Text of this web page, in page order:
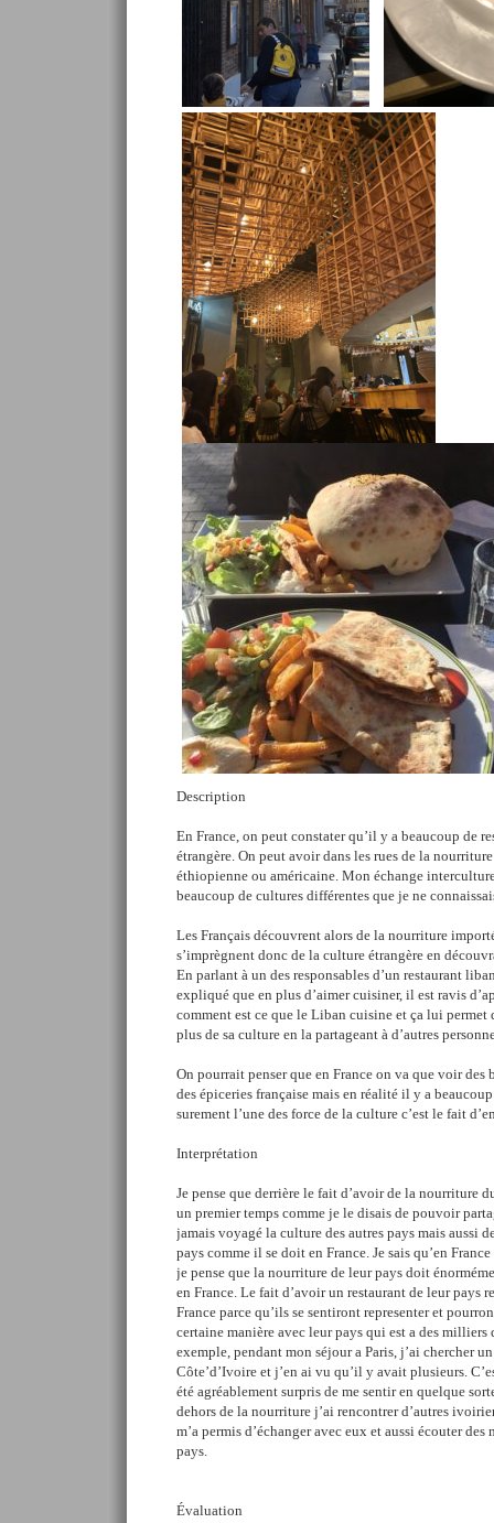
Description
En France, on peut constater qu’il y a beaucoup de
étrangère. On peut avoir dans les rues de la
éthiopienne ou américaine. Mon échange
beaucoup de cultures différentes que je ne
Les Français découvrent alors de la nourriture
s’imprègnent donc de la culture étrangère en
En parlant à un des responsables d’un restaurant
expliqué que en plus d’aimer cuisiner, il est ravis
comment est ce que le Liban cuisine et ça lui permet
plus de sa culture en la partageant à d’autres
On pourrait penser que en France on va que voir des
des épiceries française mais en réalité il y a
surement l’une des force de la culture c’est le fait
Interprétation
Je pense que derrière le fait d’avoir de la nourriture
un premier temps comme je le disais de pouvoir
jamais voyagé la culture des autres pays mais aussi
pays comme il se doit en France. Je sais qu’en
je pense que la nourriture de leur pays doit
en France. Le fait d’avoir un restaurant de leur pays
France parce qu’ils se sentiront representer et
certaine manière avec leur pays qui est a des milliers
exemple, pendant mon séjour a Paris, j’ai chercher
Côte’d’Ivoire et j’en ai vu qu’il y avait plusieurs.
été agréablement surpris de me sentir en quelque
dehors de la nourriture j’ai rencontrer d’autres
m’a permis d’échanger avec eux et aussi écouter
pays.
Évaluation